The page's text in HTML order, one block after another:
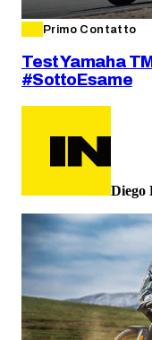
Primo Contatto
Test Yamaha
#SottoEsame
Diego